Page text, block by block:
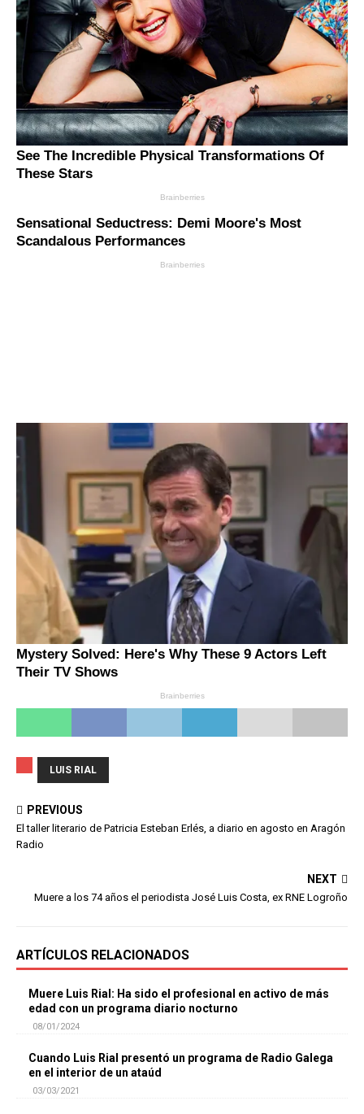
LUIS RIAL
PREVIOUS
El taller literario de Patricia Esteban Erlés, a diario en agosto en Aragón
Radio
NEXT
Muere a los 74 años el periodista José Luis Costa, ex RNE Logroño
ARTÍCULOS RELACIONADOS
Muere Luis Rial: Ha sido el profesional en activo de más
edad con un programa diario nocturno
08/01/2024
Cuando Luis Rial presentó un programa de Radio Galega
en el interior de un ataúd
03/03/2021